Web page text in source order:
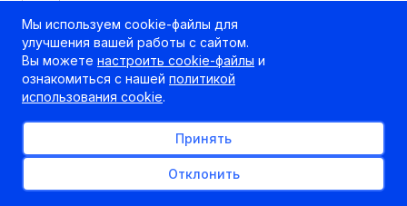
1.
Научно-производственное государственное
унитарное предприятие ”Национальное
2.
Топографо-геодезическое республиканское
предприятие ”Белгеодезия“
3.
Республиканское унитарное предприятие
Белгипрозем“
4.
Кобринский филиал РУП ”Брестское
регистрации и земельному кадастру“
Мы используем cookie-файлы для
улучшения вашей работы с сайтом.
Вы можете настроить cookie-файлы и
ознакомиться с нашей политикой
использования cookie.
Принять
Отклонить